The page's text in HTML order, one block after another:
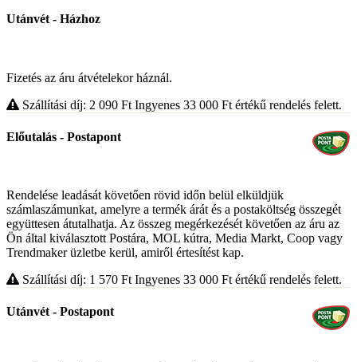
Utánvét - Házhoz
Fizetés az áru átvételekor háznál.
Szállítási díj: 2 090 Ft Ingyenes 33 000 Ft értékű rendelés felett.
Előutalás - Postapont
Rendelése leadását követően rövid időn belül elküldjük
számlaszámunkat, amelyre a termék árát és a postaköltség összegét
együttesen átutalhatja. Az összeg megérkezését követően az áru az
Ön által kiválasztott Postára, MOL kútra, Media Markt, Coop vagy
Trendmaker üzletbe kerül, amiről értesítést kap.
Szállítási díj: 1 570 Ft Ingyenes 33 000 Ft értékű rendelés felett.
Utánvét - Postapont